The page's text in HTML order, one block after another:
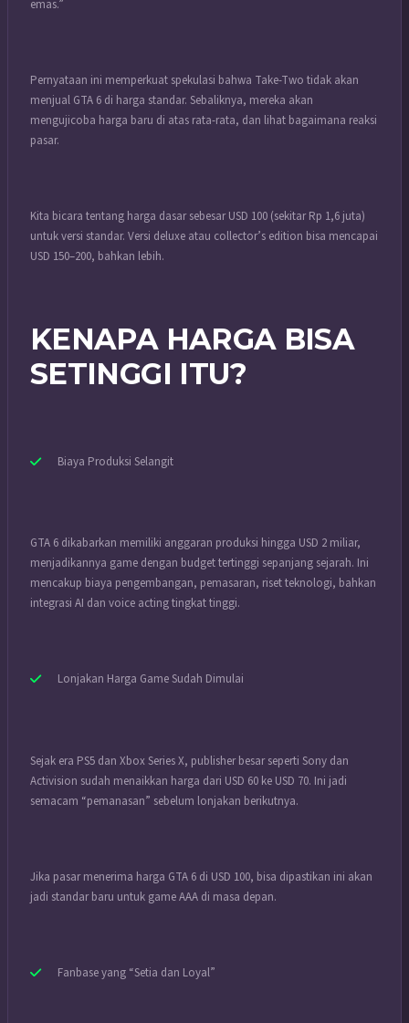
emas.”
Pernyataan ini memperkuat spekulasi bahwa Take-Two tidak akan
menjual GTA 6 di harga standar. Sebaliknya, mereka akan
mengujicoba harga baru di atas rata-rata, dan lihat bagaimana reaksi
pasar.
Kita bicara tentang harga dasar sebesar USD 100 (sekitar Rp 1,6 juta)
untuk versi standar. Versi deluxe atau collector’s edition bisa mencapai
USD 150–200, bahkan lebih.
KENAPA HARGA BISA
SETINGGI ITU?
Biaya Produksi Selangit
GTA 6 dikabarkan memiliki anggaran produksi hingga USD 2 miliar,
menjadikannya game dengan budget tertinggi sepanjang sejarah. Ini
mencakup biaya pengembangan, pemasaran, riset teknologi, bahkan
integrasi AI dan voice acting tingkat tinggi.
Lonjakan Harga Game Sudah Dimulai
Sejak era PS5 dan Xbox Series X, publisher besar seperti Sony dan
Activision sudah menaikkan harga dari USD 60 ke USD 70. Ini jadi
semacam “pemanasan” sebelum lonjakan berikutnya.
Jika pasar menerima harga GTA 6 di USD 100, bisa dipastikan ini akan
jadi standar baru untuk game AAA di masa depan.
Fanbase yang “Setia dan Loyal”